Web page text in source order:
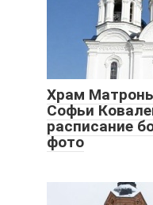
Храм
Софьи
расписание
фото